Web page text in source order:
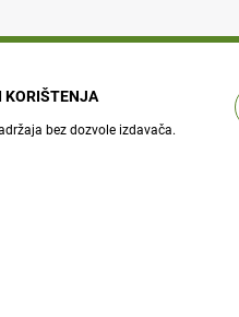
KORIŠTENJA
bez dozvole izdavača.